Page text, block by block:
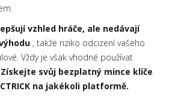
vzhled hráče, ale nedávají
, takže riziko odcizení vašeho
Vždy je však vhodné používat
Získejte svůj bezplatný mince klíče
na jakékoli platformě.